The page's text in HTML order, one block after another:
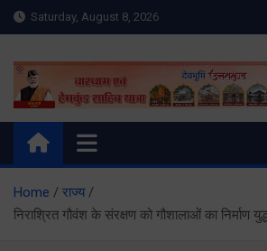
Skip
to
Saturday, August 8, 2026
Meru Raibar |
News | Uttarkashi
meruraibar.com
Home
राज्य
निराश्रित गौवंश के संरक्षण को गौशालाओं का निर्माण